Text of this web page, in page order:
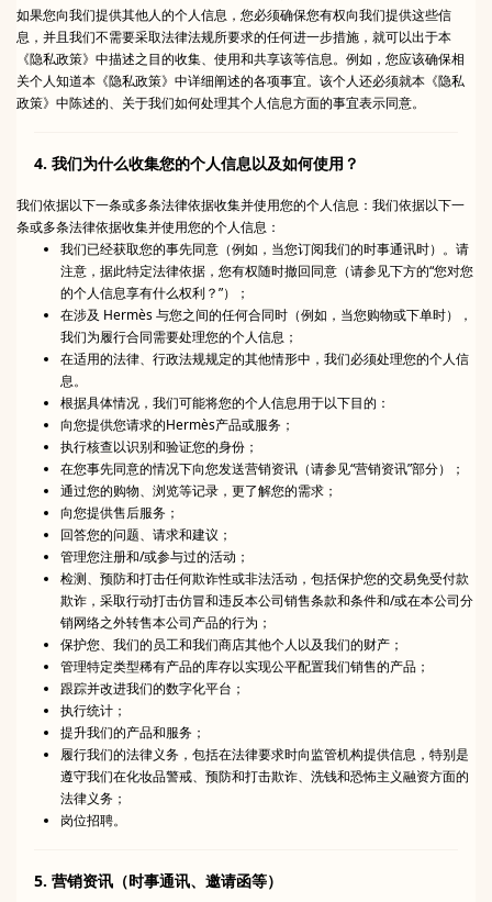
如果您向我们提供其他人的个人信息，您必须确保您有权向我们提供这些信
息，并且我们不需要采取法律法规所要求的任何进一步措施，就可以出于本
《隐私政策》中描述之目的收集、使用和共享该等信息。例如，您应该确保相
关个人知道本《隐私政策》中详细阐述的各项事宜。该个人还必须就本《隐私
政策》中陈述的、关于我们如何处理其个人信息方面的事宜表示同意。
4. 我们为什么收集您的个人信息以及如何使用？
我们依据以下一条或多条法律依据收集并使用您的个人信息：我们依据以下一
条或多条法律依据收集并使用您的个人信息：
我们已经获取您的事先同意（例如，当您订阅我们的时事通讯时）。请
注意，据此特定法律依据，您有权随时撤回同意（请参见下方的“您对您
的个人信息享有什么权利？”）；
在涉及 Hermès 与您之间的任何合同时（例如，当您购物或下单时），
我们为履行合同需要处理您的个人信息；
在适用的法律、行政法规规定的其他情形中，我们必须处理您的个人信
息。
根据具体情况，我们可能将您的个人信息用于以下目的：
向您提供您请求的Hermès产品或服务；
执行核查以识别和验证您的身份；
在您事先同意的情况下向您发送营销资讯（请参见“营销资讯”部分）；
通过您的购物、浏览等记录，更了解您的需求；
向您提供售后服务；
回答您的问题、请求和建议；
管理您注册和/或参与过的活动；
检测、预防和打击任何欺诈性或非法活动，包括保护您的交易免受付款
欺诈，采取行动打击仿冒和违反本公司销售条款和条件和/或在本公司分
销网络之外转售本公司产品的行为；
保护您、我们的员工和我们商店其他个人以及我们的财产；
管理特定类型稀有产品的库存以实现公平配置我们销售的产品；
跟踪并改进我们的数字化平台；
执行统计；
提升我们的产品和服务；
履行我们的法律义务，包括在法律要求时向监管机构提供信息，特别是
遵守我们在化妆品警戒、预防和打击欺诈、洗钱和恐怖主义融资方面的
法律义务；
岗位招聘。
5. 营销资讯（时事通讯、邀请函等）